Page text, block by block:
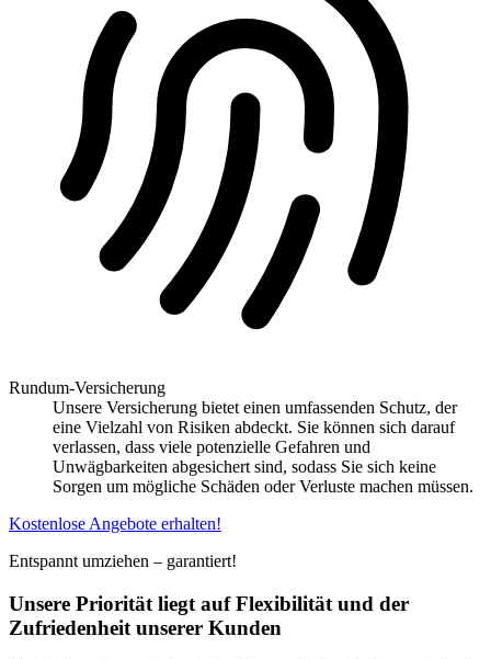
Rundum-Versicherung
Unsere Versicherung bietet einen umfassenden Schutz, der
eine Vielzahl von Risiken abdeckt. Sie können sich darauf
verlassen, dass viele potenzielle Gefahren und
Unwägbarkeiten abgesichert sind, sodass Sie sich keine
Sorgen um mögliche Schäden oder Verluste machen müssen.
Kostenlose Angebote erhalten!
Entspannt umziehen – garantiert!
Unsere Priorität liegt auf Flexibilität und der
Zufriedenheit unserer Kunden